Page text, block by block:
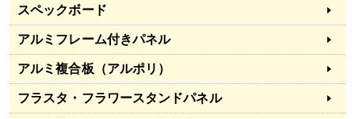
スペックボード
アルミフレーム付きパネル
アルミ複合板（アルポリ）
フラスタ・フラワースタンドパネル